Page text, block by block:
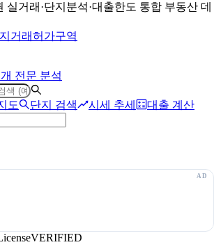
실거래·단지분석·대출한도 통합 부동산 데
거래허가구역
전문 분석
도 단지 검색 시세 추세
대출 계산
VERIFIED